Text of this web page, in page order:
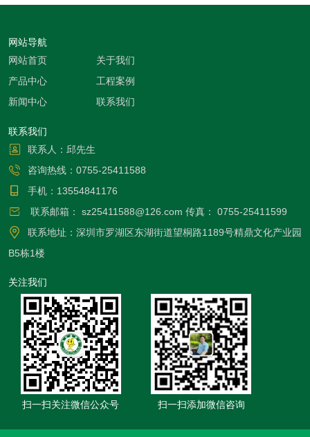
九年一贯制学校。
致力通过丰富多元的课程，多姿多
网站导航
网站首页
产品中心
新闻中心
关于我们
工程案例
联系我们
联系我们
联系人：邱先生
咨询热线： 0755-25411588
手机： 13554841176
联系邮箱：
sz25411588@126.com 传真：
0755-25411599
联系地址：深圳市罗湖区东湖街道望桐路1189号精鼎文化产业园
B5栋1楼
关注我们
扫一扫关注微信公众号 扫一扫添加微信咨询